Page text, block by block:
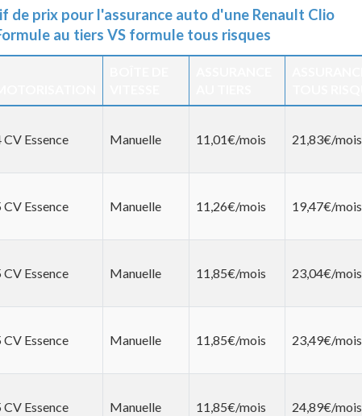
de prix pour l'assurance auto d'une Renault Clio
au tiers VS formule tous risques
CV Essence Manuelle 11,01€/mois 21,83€/mois
CV Essence Manuelle 11,26€/mois 19,47€/mois
CV Essence Manuelle 11,85€/mois 23,04€/mois
CV Essence Manuelle 11,85€/mois 23,49€/mois
CV Essence Manuelle 11,85€/mois 24,89€/mois